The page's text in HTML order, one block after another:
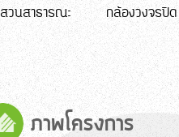
สวนสาธารณะ กล้องวงจรปิด
ภาพโครงการ